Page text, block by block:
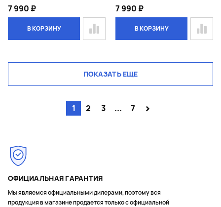
7 990 ₽
В КОРЗИНУ
7 990 ₽
В КОРЗИНУ
ПОКАЗАТЬ ЕЩЕ
1 2 3 ... 7 >
ОФИЦИАЛЬНАЯ ГАРАНТИЯ
Мы являемся официальными дилерами, поэтому вся
продукция в магазине продается только с официальной